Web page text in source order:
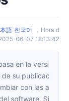
語 한국어 ， Hora d
06-07 18:13:42
su publicac
con las a
software. Si